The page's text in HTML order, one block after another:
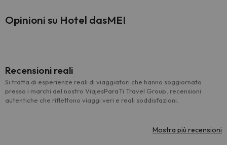
Opinioni su Hotel dasMEI
Recensioni reali
Si tratta di esperienze reali di viaggiatori che hanno soggiornato
presso i marchi del nostro ViajesParaTi Travel Group, recensioni
autentiche che riflettono viaggi veri e reali soddisfazioni.
Mostra più recensioni